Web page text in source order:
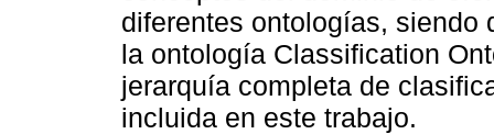
diferentes ontologías, siendo
la ontología Classification
jerarquía completa de
incluida en este trabajo.